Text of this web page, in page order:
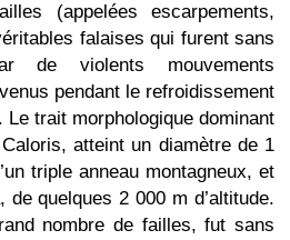
(appelées escarpements,
falaises qui furent sans
de violents mouvements
pendant le refroidissement
trait morphologique dominant
atteint un diamètre de 1
triple anneau montagneux, et
de quelques 2 000 m d’altitude.
nombre de failles, fut sans